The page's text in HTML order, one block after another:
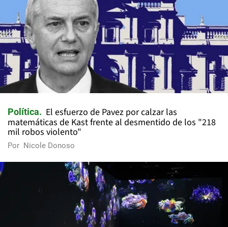
Política
El esfuerzo de Pavez por calzar las
matemáticas de Kast frente al desmentido de los "218
mil robos violento"
Por Nicole Donoso